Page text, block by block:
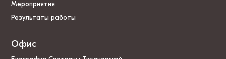
Мероприятия
Результаты работы
Офис